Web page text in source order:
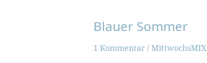
Blauer Sommer
1 Kommentar /MittwochsMIX